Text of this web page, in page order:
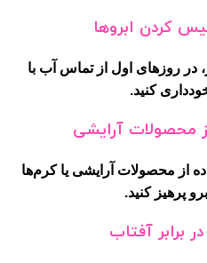
کردن ابروها
روزهای اول از تماس آب با
کنید.
محصولات آرایشی
از محصولات آرایشی یا کرم‌ها
پرهیز کنید.
برابر آفتاب